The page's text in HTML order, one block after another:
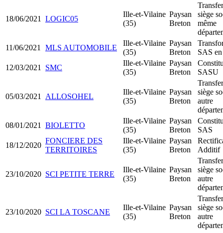
18/06/2021 LOGIC05
Ille-et-Vilaine
(35)
Paysan
Breton
siège
même
11/06/2021
MLS AUTOMOBILE
Ille-et-Vilaine
(35)
Paysan
Breton
SAS
12/03/2021
SMC
Ille-et-Vilaine
(35)
Paysan
Breton
SASU
05/03/2021 ALLOSOHEL
Ille-et-Vilaine
(35)
Paysan
Breton
siège
autre
08/01/2021
BIOLETTO
Ille-et-Vilaine
(35)
Paysan
Breton
SAS
18/12/2020
FONCIERE DES
TERRITOIRES
Ille-et-Vilaine
(35)
Paysan
Breton
Additif
23/10/2020 SCI PETITE TERRE
Ille-et-Vilaine
(35)
Paysan
Breton
siège
autre
23/10/2020 SCI LA TOSCANE
Ille-et-Vilaine
(35)
Paysan
Breton
siège
autre